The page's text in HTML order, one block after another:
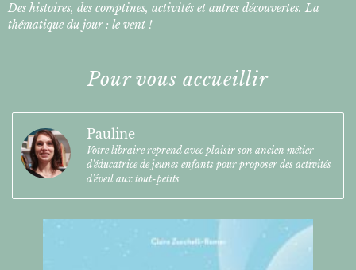
Des histoires, des comptines, activités et autres découvertes. La
thématique du jour : le vent !
Pour vous accueillir
Pauline
Votre libraire reprend avec plaisir son ancien métier
d'éducatrice de jeunes enfants pour proposer des activités
d'éveil aux tout-petits